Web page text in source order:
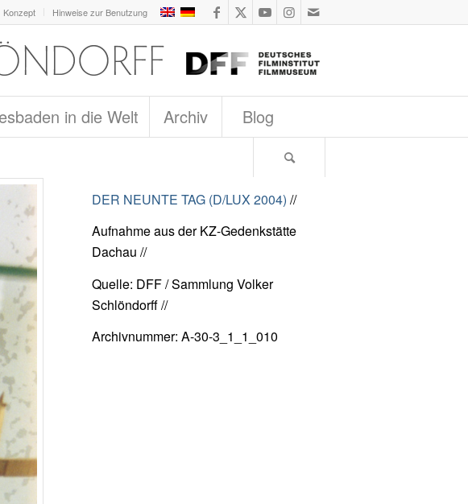
Konzept Hinweise zur Benutzung
in die Welt Archiv Blog
DER NEUNTE TAG (D/LUX 2004) //
Aufnahme aus der KZ-Gedenkstätte
Dachau //
Quelle: DFF / Sammlung Volker
Schlöndorff //
Archivnummer: A-30-3_1_1_010